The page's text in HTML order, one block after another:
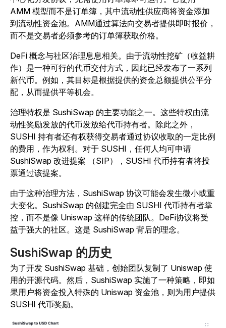
AMM 模型而不是订单簿，其中流动性供应商将资金添加
到流动性资金池。AMM通过算法向交易者提供即时报价，
而不是交易者必须参考的订单簿获取价格。
DeFi 概念与社区治理息息相关。由于流动性挖矿（收益耕
作）是一种可行的代币交付方式，因此已经发布了一系列
新代币。例如，其目标是根据提供的资金总额提供公平分
配，从而提供平等机会。
治理特权是 SushiSwap 的主要功能之一。这些特权由流
动性奖励发放的代币发放给代币持有者。除此之外，
SUSHI 持有者还有权获得交易者通过协议收取的一定比例
的费用，作为权利。对于 SUSHI，任何人均可申请
SushiSwap 改进提案 （SIP），SUSHI 代币持有者将投
票通过该提案。
由于这种治理方法，SushiSwap 协议可能会发生微小或重
大变化。SushiSwap 的创建完全由 SUSHI 代币持有者掌
控，而不是像 Uniswap 这样的传统团队。DeFi协议将受
益于强大的社区。这是 SushiSwap 背后的理念。
SushiSwap 的历史
为了开发 SushiSwap 基础，创始团队复制了 Uniswap 使
用的开源代码。然后，SushiSwap 实施了一种策略，即如
果用户将资金投入特殊的 Uniswap 资金池，则为用户提供
SUSHI 代币奖励。